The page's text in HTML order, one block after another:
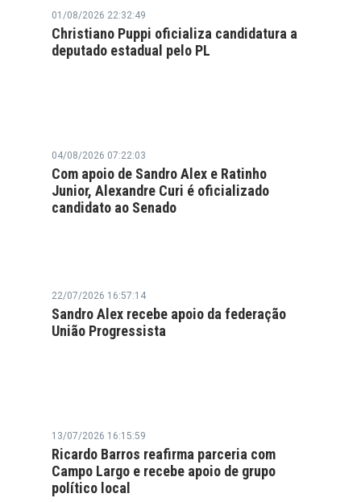
01/08/2026 22:32:49
Christiano Puppi oficializa candidatura a
deputado estadual pelo PL
04/08/2026 07:22:03
Com apoio de Sandro Alex e Ratinho
Junior, Alexandre Curi é oficializado
candidato ao Senado
22/07/2026 16:57:14
Sandro Alex recebe apoio da federação
União Progressista
13/07/2026 16:15:59
Ricardo Barros reafirma parceria com
Campo Largo e recebe apoio de grupo
político local